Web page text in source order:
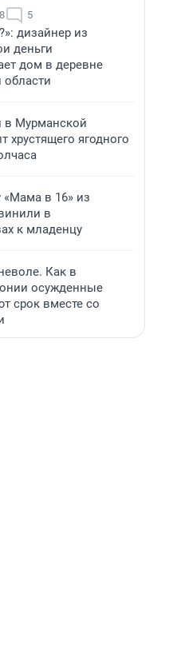
5
дизайнер из
деньги
дом в деревне
области
в Мурманской
хрустящего ягодного
«Мама в 16» из
в
к младенцу
Как в
осужденные
срок вместе со